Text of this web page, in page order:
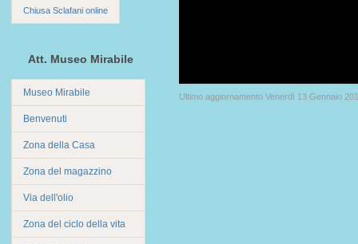
Chiusa Sclafani online
Att. Museo Mirabile
Museo Mirabile
Benvenuti
Zona della Casa
Zona del magazzino
Via dell'olio
Zona del ciclo della vita
Ultimo aggiornamento Venerdì 13 Gennaio